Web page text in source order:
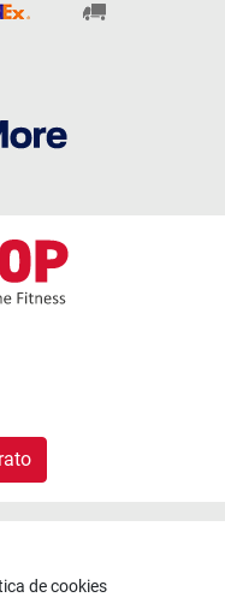
de cookies